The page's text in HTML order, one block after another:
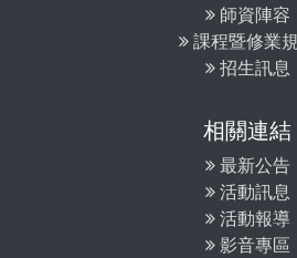
師資陣容
課程暨修業
招生訊息
相關連結
最新公告
活動訊息
活動報導
影音專區